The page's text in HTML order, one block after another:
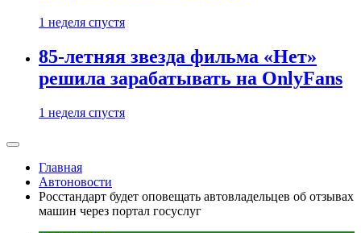
1 неделя спустя
85-летняя звезда фильма «Нет»
решила зарабатывать на OnlyFans
1 неделя спустя
Главная
Автоновости
Росстандарт будет оповещать автовладельцев об отзывах
машин через портал госуслуг